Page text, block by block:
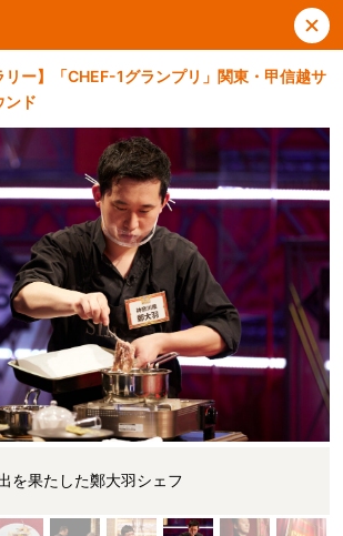
リー】「CHEF-1グランプリ」関東・甲信越サ
ンド
を果たした鄭大羽シェフ